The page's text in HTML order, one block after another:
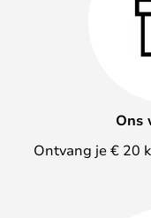
Ons
Ontvang je € 20